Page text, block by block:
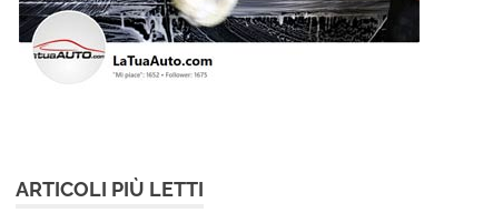
ARTICOLI PIÙ LETTI